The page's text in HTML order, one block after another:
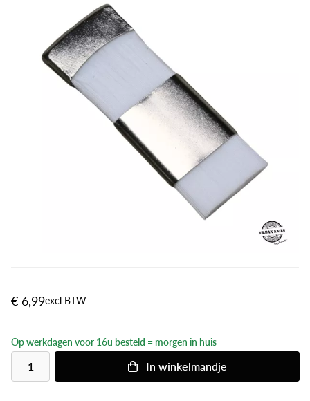
€ 6,99excl BTW
Op werkdagen voor 16u besteld = morgen in huis
In winkelmandje